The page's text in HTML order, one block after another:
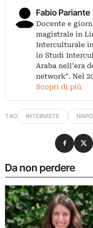
Fabio Pariante
Docente e
magistrale in
Interculturale
in Studi
Araba nell’era
network". Nel
Scopri di più
TAG INTERVISTE
Da non perdere
Condividi